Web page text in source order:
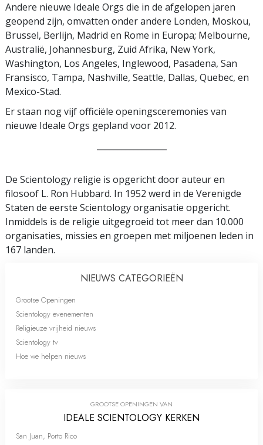
Andere nieuwe Ideale Orgs die in de afgelopen jaren
geopend zijn, omvatten onder andere Londen, Moskou,
Brussel, Berlijn, Madrid en Rome in Europa; Melbourne,
Australië, Johannesburg, Zuid Afrika, New York,
Washington, Los Angeles, Inglewood, Pasadena, San
Fransisco, Tampa, Nashville, Seattle, Dallas, Quebec, en
Mexico-Stad.
Er staan nog vijf officiële openingsceremonies van
nieuwe Ideale Orgs gepland voor 2012.
De Scientology religie is opgericht door auteur en
filosoof L. Ron Hubbard. In 1952 werd in de Verenigde
Staten de eerste Scientology organisatie opgericht.
Inmiddels is de religie uitgegroeid tot meer dan 10.000
organisaties, missies en groepen met miljoenen leden in
167 landen.
NIEUWS CATEGORIEËN
Grootse Openingen
Scientology evenementen
Religieuze vrijheid nieuws
Scientology tv
Hoe we helpen nieuws
GROOTSE OPENINGEN VAN
IDEALE SCIENTOLOGY KERKEN
San Juan, Porto Rico